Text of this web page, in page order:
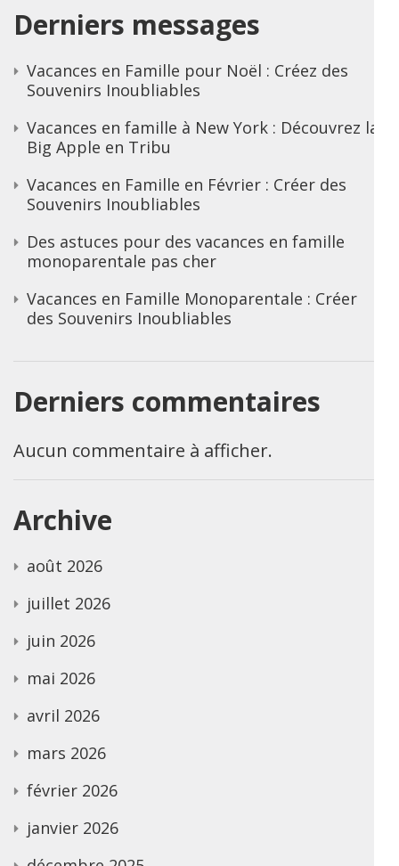
Derniers messages
Vacances en Famille pour Noël : Créez des
Souvenirs Inoubliables
Vacances en famille à New York : Découvrez la
Big Apple en Tribu
Vacances en Famille en Février : Créer des
Souvenirs Inoubliables
Des astuces pour des vacances en famille
monoparentale pas cher
Vacances en Famille Monoparentale : Créer
des Souvenirs Inoubliables
Derniers commentaires
Aucun commentaire à afficher.
Archive
août 2026
juillet 2026
juin 2026
mai 2026
avril 2026
mars 2026
février 2026
janvier 2026